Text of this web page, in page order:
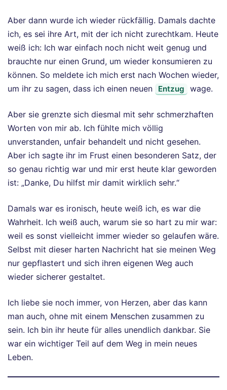
Aber dann wurde ich wieder rückfällig. Damals dachte
ich, es sei ihre Art, mit der ich nicht zurechtkam. Heute
weiß ich: Ich war einfach noch nicht weit genug und
brauchte nur einen Grund, um wieder konsumieren zu
können. So meldete ich mich erst nach Wochen wieder,
um ihr zu sagen, dass ich einen neuen
Entzug wage.
Aber sie grenzte sich diesmal mit sehr schmerzhaften
Worten von mir ab. Ich fühlte mich völlig
unverstanden, unfair behandelt und nicht gesehen.
Aber ich sagte ihr im Frust einen besonderen Satz, der
so genau richtig war und mir erst heute klar geworden
ist: „Danke, Du hilfst mir damit wirklich sehr.“
Damals war es ironisch, heute weiß ich, es war die
Wahrheit. Ich weiß auch, warum sie so hart zu mir war:
weil es sonst vielleicht immer wieder so gelaufen wäre.
Selbst mit dieser harten Nachricht hat sie meinen Weg
nur gepflastert und sich ihren eigenen Weg auch
wieder sicherer gestaltet.
Ich liebe sie noch immer, von Herzen, aber das kann
man auch, ohne mit einem Menschen zusammen zu
sein. Ich bin ihr heute für alles unendlich dankbar. Sie
war ein wichtiger Teil auf dem Weg in mein neues
Leben.